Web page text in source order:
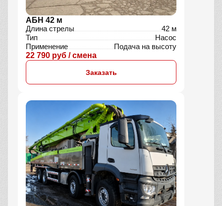
АБН 42 м
Длина стрелы
42 м
Тип
Насос
Применение
Подача на высоту
22 790 руб / смена
Заказать